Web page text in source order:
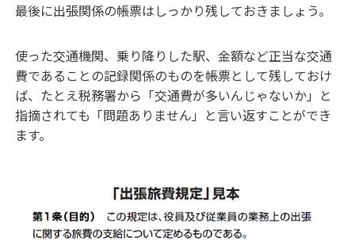
最後に出張関係の帳票はしっかり残しておきましょう。
使った交通機関、乗り降りした駅、金額など正当な交通
費であることの記録関係のものを帳票として残しておけ
ば、たとえ税務署から「交通費が多いんじゃないか」と
指摘されても「問題ありません」と言い返すことができ
ます。